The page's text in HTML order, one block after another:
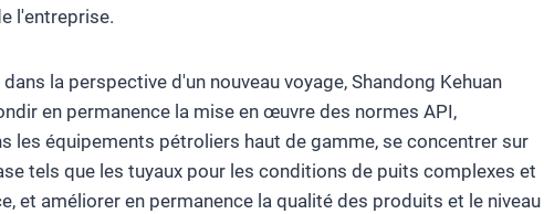
l'entreprise.
la perspective d'un nouveau voyage, Shandong Kehuan
en permanence la mise en œuvre des normes API,
les équipements pétroliers haut de gamme, se concentrer sur
tels que les tuyaux pour les conditions de puits complexes et
et améliorer en permanence la qualité des produits et le niveau